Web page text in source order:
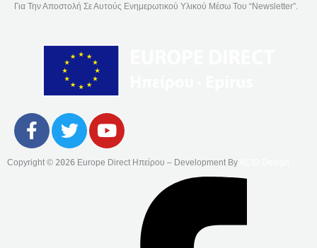
Για Την Αποστολή Σε Αυτούς Ενημερωτικού Υλικού Μέσω Του “Newsletter”.
F
A
C
E
T
W
I
Y
O
U
Copyright © 2026 Europe Direct Ηπείρου – Development By